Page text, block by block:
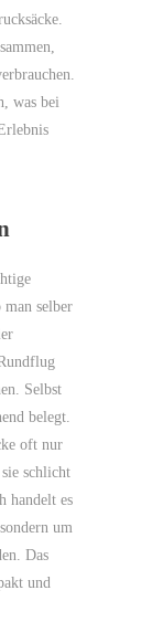
was bei
selber
Selbst
belegt.
oft nur
schlicht
handelt es
um
Das
und